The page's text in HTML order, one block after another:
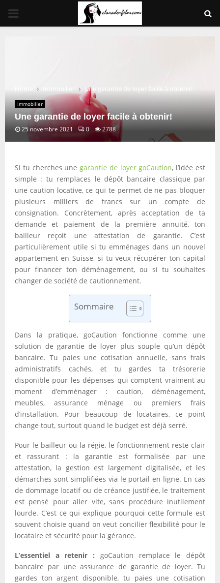
PRIMARY
Immobilier Une garantie de loyer facile à obtenir!
Immobilier
Une garantie de loyer facile à obtenir!
25 novembre 2021 0 2788
Si tu cherches unegarantie de loyer goCaution, l’idée est
simple : tu remplaces le dépôt bancaire classique par
une caution locative, ce qui te permet de ne pas bloquer
plusieurs milliers de francs sur un compte de
consignation. Concrètement, après acceptation de ta
demande et paiement de la première annuité, ton
bailleur reçoit une attestation de garantie. C’est
particulièrement utile si tu emménages dans un nouvel
appartement en Suisse, si tu veux récupérer ton capital
pour financer ton déménagement, ou si tu souhaites
changer de société de cautionnement.
Sommaire
Dans la pratique, goCaution fonctionne comme une
solution de garantie de loyer plus souple qu’un dépôt
bancaire. Tu paies une cotisation annuelle, sans frais
administratifs cachés, et tu gardes ta trésorerie
disponible pour les dépenses qui comptent vraiment au
moment d’emménager : caution, déménagement,
meubles, assurance ménage ou premiers frais
d’installation. Pour beaucoup de locataires, ce point
change tout, surtout quand le budget est déjà serré.
Pour le bailleur ou la régie, le fonctionnement reste clair
et rassurant : la garantie est formalisée par une
attestation, la gestion est largement digitalisée, et les
démarches sont simplifiées via le portail en ligne. En cas
de dommage locatif ou de créance justifiée, le traitement
est pensé pour aller vite, sans procédure inutilement
lourde. C’est ce qui explique pourquoi cette formule est
souvent choisie quand on veut concilier flexibilité pour le
locataire et sécurité pour la gérance.
L’essentiel a retenir : goCaution remplace le dépôt
bancaire par une assurance de garantie de loyer. Tu
gardes ton argent disponible, tu paies une cotisation